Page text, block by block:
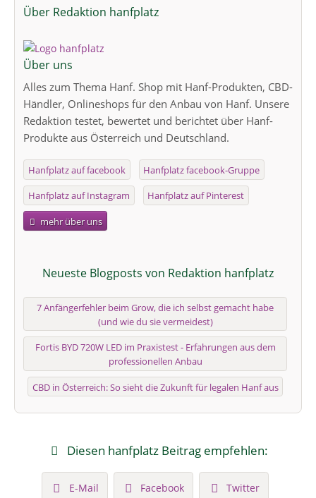
Über Redaktion hanfplatz
Über uns
Alles zum Thema Hanf. Shop mit Hanf-Produkten, CBD-
Händler, Onlineshops für den Anbau von Hanf. Unsere
Redaktion testet, bewertet und berichtet über Hanf-
Produkte aus Österreich und Deutschland.
Hanfplatz auf facebook Hanfplatz facebook-Gruppe
Hanfplatz auf Instagram Hanfplatz auf Pinterest
mehr über uns
Neueste Blogposts von Redaktion hanfplatz
7 Anfängerfehler beim Grow, die ich selbst gemacht habe
(und wie du sie vermeidest)
Fortis BYD 720W LED im Praxistest - Erfahrungen aus dem
professionellen Anbau
CBD in Österreich: So sieht die Zukunft für legalen Hanf aus
Diesen hanfplatz Beitrag empfehlen:
E-Mail Facebook Twitter